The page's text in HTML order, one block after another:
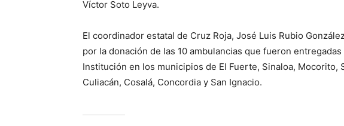
Víctor Soto Leyva.
El coordinador estatal de Cruz Roja, José Luis Rubio
por la donación de las 10 ambulancias que fueron
Institución en los municipios de El Fuerte, Sinaloa, Mocorito,
Culiacán, Cosalá, Concordia y San Ignacio.